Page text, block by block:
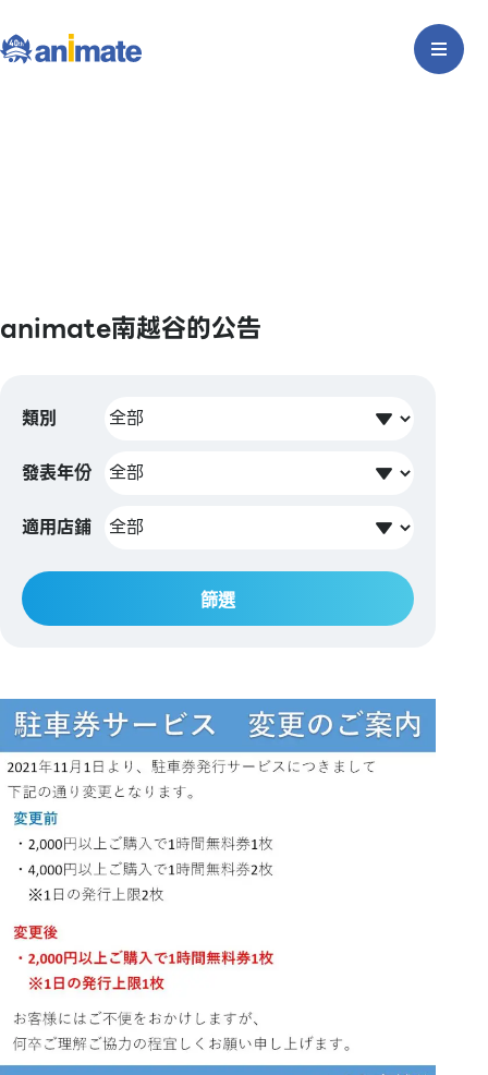
animate南越谷的公告
類別
發表年份
適用店鋪
篩選